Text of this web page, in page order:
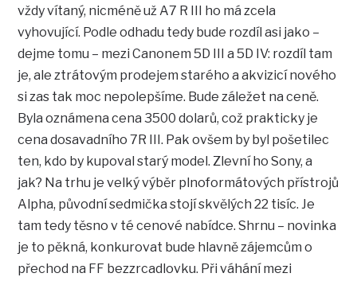
vždy vítaný, nicméně už A7 R III ho má zcela
vyhovující. Podle odhadu tedy bude rozdíl asi jako –
dejme tomu – mezi Canonem 5D III a 5D IV: rozdíl tam
je, ale ztrátovým prodejem starého a akvizicí nového
si zas tak moc nepolepšíme. Bude záležet na ceně.
Byla oznámena cena 3500 dolarů, což prakticky je
cena dosavadního 7R III. Pak ovšem by byl pošetilec
ten, kdo by kupoval starý model. Zlevní ho Sony, a
jak? Na trhu je velký výběr plnoformátových přístrojů
Alpha, původní sedmička stojí skvělých 22 tisíc. Je
tam tedy těsno v té cenové nabídce. Shrnu – novinka
je to pěkná, konkurovat bude hlavně zájemcům o
přechod na FF bezzrcadlovku. Při váhání mezi